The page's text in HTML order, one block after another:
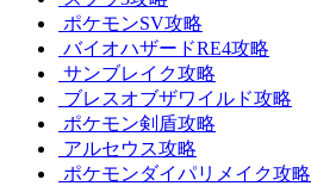
ポケモンSV攻略
バイオハザードRE4攻略
サンブレイク攻略
ブレスオブザワイルド攻略
ポケモン剣盾攻略
アルセウス攻略
ポケモンダイパリメイク攻略